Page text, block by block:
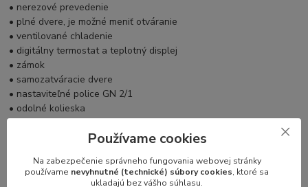
• nerezové prevedenie
• plné dvere, je možné meniť otváranie
• ventilované chladenie
• digitálny termostat a teplotný displej
• zámok
• samozatváracie dvere
• nastaviteľné police GN 2/1
• odolné kolieska
Používame cookies
Na zabezpečenie správneho fungovania webovej stránky
používame nevyhnutné (technické) súbory cookies, ktoré sa
ukladajú bez vášho súhlasu.